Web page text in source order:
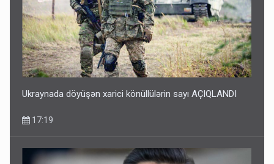
Ukraynada döyüşən xarici könüllülərin sayı AÇIQLANDI
17:19